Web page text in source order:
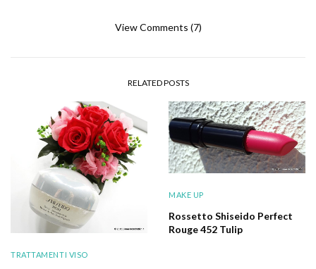
View Comments (7)
RELATED POSTS
TRATTAMENTI VISO
MAKE UP
Rossetto Shiseido Perfect
Rouge 452 Tulip